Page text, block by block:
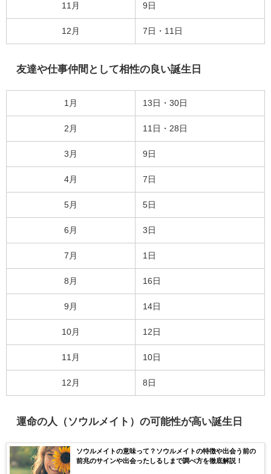
11月 9日
12月 7日・11日
友達や仕事仲間として相性の良い誕生日
1月 13日・30日
2月 11日・28日
3月 9日
4月 7日
5月 5日
6月 3日
7月 1日
8月 16日
9月 14日
10月 12日
11月 10日
12月 8日
運命の人（ソウルメイト）の可能性が高い誕生日
ソウルメイトの意味って？ソウルメイトの特徴や出会う前の
前兆のサインや出会ったしるしまで調べ方を徹底解説！